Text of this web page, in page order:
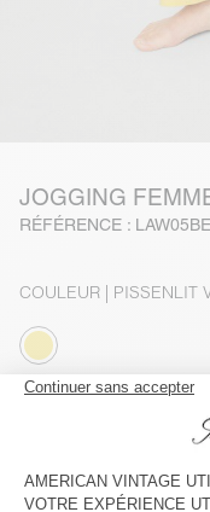
JOGGING
RÉFÉRENCE :
COULEUR | PISSENLIT
Le mannequin mesure